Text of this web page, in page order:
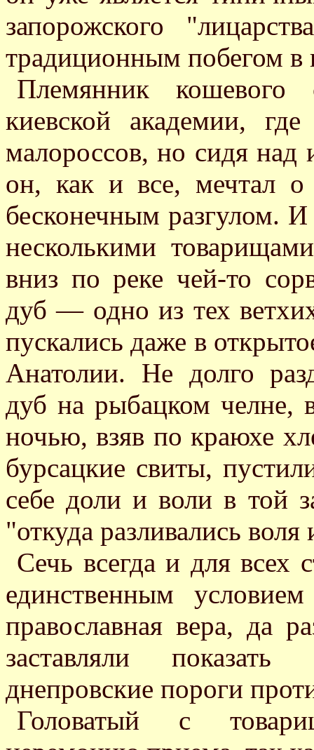
запорожского
традиционным побегом в
Племянник кошевого
киевской академии,
малороссов, но сидя
он, как и все, мечтал
бесконечным разгулом.
несколькими
вниз по реке чей-то
дуб — одно из тех
пускались даже в
Анатолии. Не долго
дуб на рыбацком
ночью, взяв по краюхе
бурсацкие свиты,
себе доли и воли в той
"откуда разливались
Сечь всегда и для всех
единственным
православная вера, да
заставляли
днепровские пороги
Головатый с